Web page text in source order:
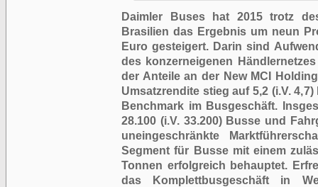
Daimler Buses hat 2015 trotz
Brasilien das Ergebnis um neun
Euro gesteigert. Darin sind
des konzerneigenen
der Anteile an der New MCI
Umsatzrendite stieg auf 5,2 (i.V.
Benchmark im Busgeschäft.
28.100 (i.V. 33.200) Busse und
uneingeschränkte
Segment für Busse mit einem
Tonnen erfolgreich behauptet.
das Komplettbusgeschäft in